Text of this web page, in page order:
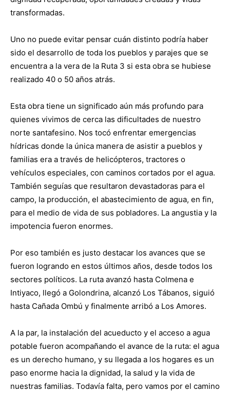
transformadas.
Uno no puede evitar pensar cuán distinto podría haber
sido el desarrollo de toda los pueblos y parajes que se
encuentra a la vera de la Ruta 3 si esta obra se hubiese
realizado 40 o 50 años atrás.
Esta obra tiene un significado aún más profundo para
quienes vivimos de cerca las dificultades de nuestro
norte santafesino. Nos tocó enfrentar emergencias
hídricas donde la única manera de asistir a pueblos y
familias era a través de helicópteros, tractores o
vehículos especiales, con caminos cortados por el agua.
También seguías que resultaron devastadoras para el
campo, la producción, el abastecimiento de agua, en fin,
para el medio de vida de sus pobladores. La angustia y la
impotencia fueron enormes.
Por eso también es justo destacar los avances que se
fueron logrando en estos últimos años, desde todos los
sectores políticos. La ruta avanzó hasta Colmena e
Intiyaco, llegó a Golondrina, alcanzó Los Tábanos, siguió
hasta Cañada Ombú y finalmente arribó a Los Amores.
A la par, la instalación del acueducto y el acceso a agua
potable fueron acompañando el avance de la ruta: el agua
es un derecho humano, y su llegada a los hogares es un
paso enorme hacia la dignidad, la salud y la vida de
nuestras familias. Todavía falta, pero vamos por el camino